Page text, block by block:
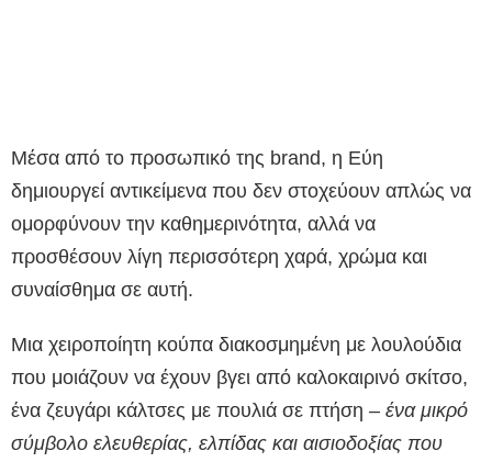
Μέσα από το προσωπικό της brand, η Εύη
δημιουργεί αντικείμενα που δεν στοχεύουν απλώς να
ομορφύνουν την καθημερινότητα, αλλά να
προσθέσουν λίγη περισσότερη χαρά, χρώμα και
συναίσθημα σε αυτή.
Μια χειροποίητη κούπα διακοσμημένη με λουλούδια
που μοιάζουν να έχουν βγει από καλοκαιρινό σκίτσο,
ένα ζευγάρι κάλτσες με πουλιά σε πτήση – ένα μικρό
σύμβολο ελευθερίας, ελπίδας και αισιοδοξίας που